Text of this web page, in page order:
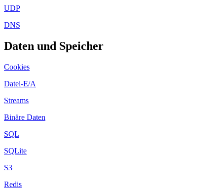
UDP
DNS
Daten und Speicher
Cookies
Datei-E/A
Streams
Binäre Daten
SQL
SQLite
S3
Redis